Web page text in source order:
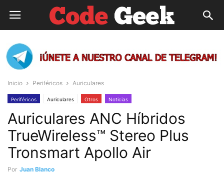
Inicio Periféricos Auriculares
Periféricos Auriculares Otros Noticias
Auriculares ANC Híbridos
TrueWireless™ Stereo Plus
Tronsmart Apollo Air
Por Juan Blanco